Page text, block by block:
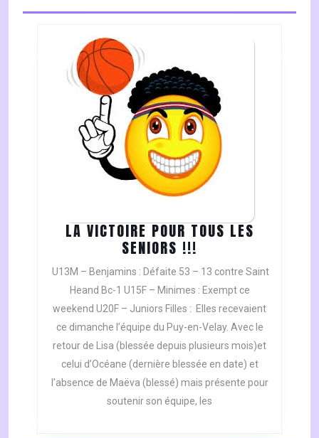
LA VICTOIRE POUR TOUS LES
SENIORS !!!
VICTOIRE
POUR
TOUS
LES
SENIORS
!!!
U13M – Benjamins : Défaite 53 – 13 contre Saint
Heand Bc-1 U15F – Minimes : Exempt ce
weekend U20F – Juniors Filles : Elles recevaient
ce dimanche l’équipe du Puy-en-Velay. Avec le
retour de Lisa (blessée depuis plusieurs mois)et
celui d’Océane (dernière blessée en date) et
l’absence de Maëva (blessé) mais présente pour
soutenir son équipe, les